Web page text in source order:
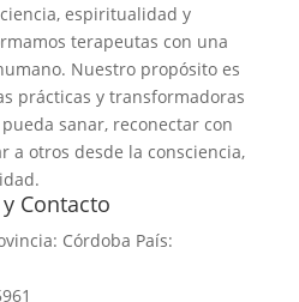
espiritualidad y
terapeutas con una
Nuestro propósito es
prácticas y transformadoras
sanar, reconectar con
a otros desde la consciencia,
Contacto
Córdoba País: